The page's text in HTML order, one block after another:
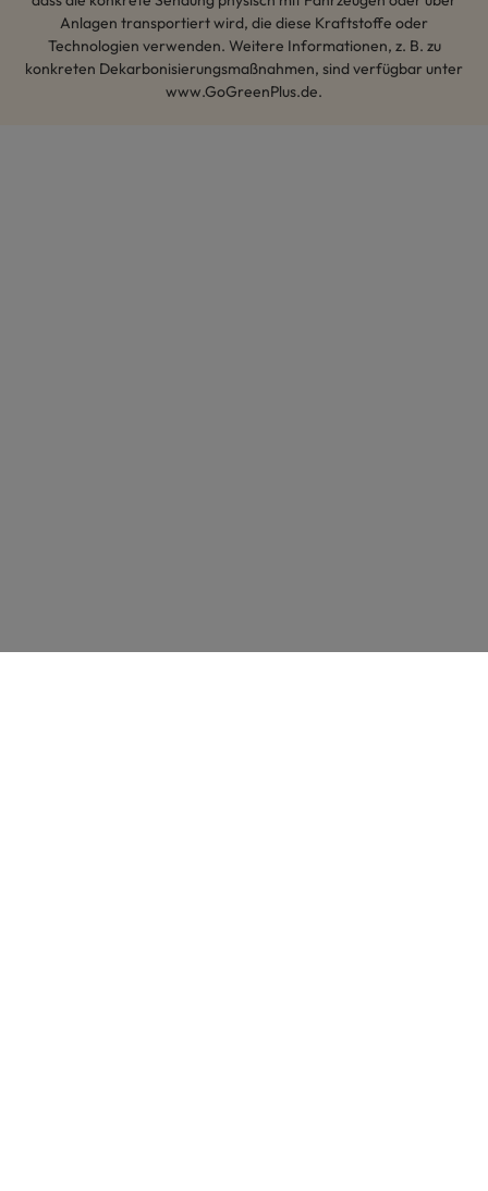
Anlagen transportiert wird, die diese Kraftstoffe oder
Technologien verwenden. Weitere Informationen, z. B. zu
konkreten Dekarbonisierungsmaßnahmen, sind verfügbar unter
www.GoGreenPlus.de.